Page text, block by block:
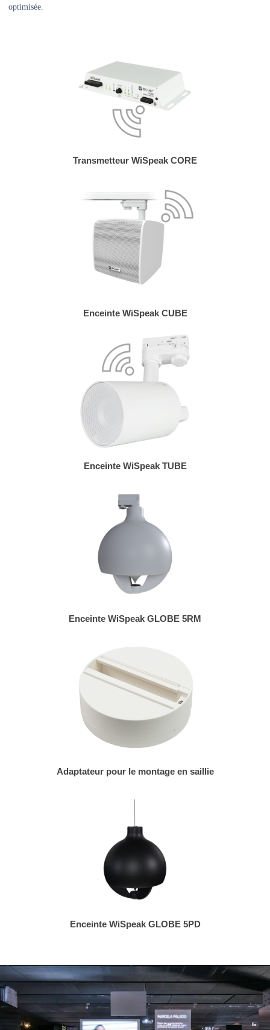
optimisée.
Transmetteur WiSpeak CORE
Enceinte WiSpeak CUBE
Enceinte WiSpeak TUBE
Enceinte WiSpeak GLOBE 5RM
Adaptateur pour le montage en saillie
Enceinte WiSpeak GLOBE 5PD